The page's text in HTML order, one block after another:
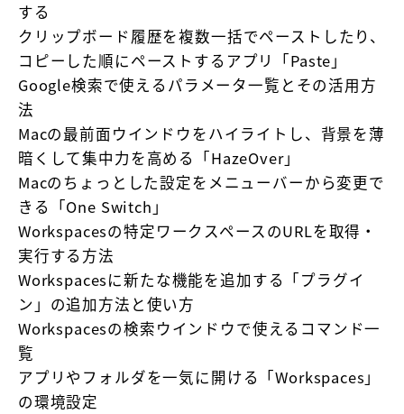
する
クリップボード履歴を複数一括でペーストしたり、
コピーした順にペーストするアプリ「Paste」
Google検索で使えるパラメータ一覧とその活用方
法
Macの最前面ウインドウをハイライトし、背景を薄
暗くして集中力を高める「HazeOver」
Macのちょっとした設定をメニューバーから変更で
きる「One Switch」
Workspacesの特定ワークスペースのURLを取得・
実行する方法
Workspacesに新たな機能を追加する「プラグイ
ン」の追加方法と使い方
Workspacesの検索ウインドウで使えるコマンド一
覧
アプリやフォルダを一気に開ける「Workspaces」
の環境設定